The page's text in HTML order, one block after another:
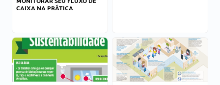
CAIXA NA PRÁTICA